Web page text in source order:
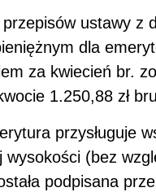
ustawy z
dla
za kwiecień br.
1.250,88 zł
przysługuje
wysokości (bez
podpisana